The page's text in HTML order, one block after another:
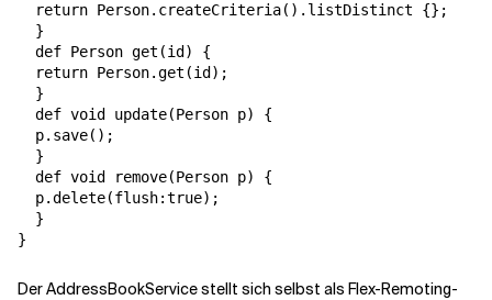
  return Person.createCriteria().listDistinct {};
  }
  def Person get(id) {
  return Person.get(id);
  }
  def void update(Person p) {
  p.save();
  }
  def void remove(Person p) {
  p.delete(flush:true);
  }
}
Der AddressBookService stellt sich selbst als Flex-Remoting-